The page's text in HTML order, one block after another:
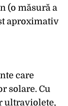
(o măsură a
aproximativ
care
solare. Cu
ultraviolete,